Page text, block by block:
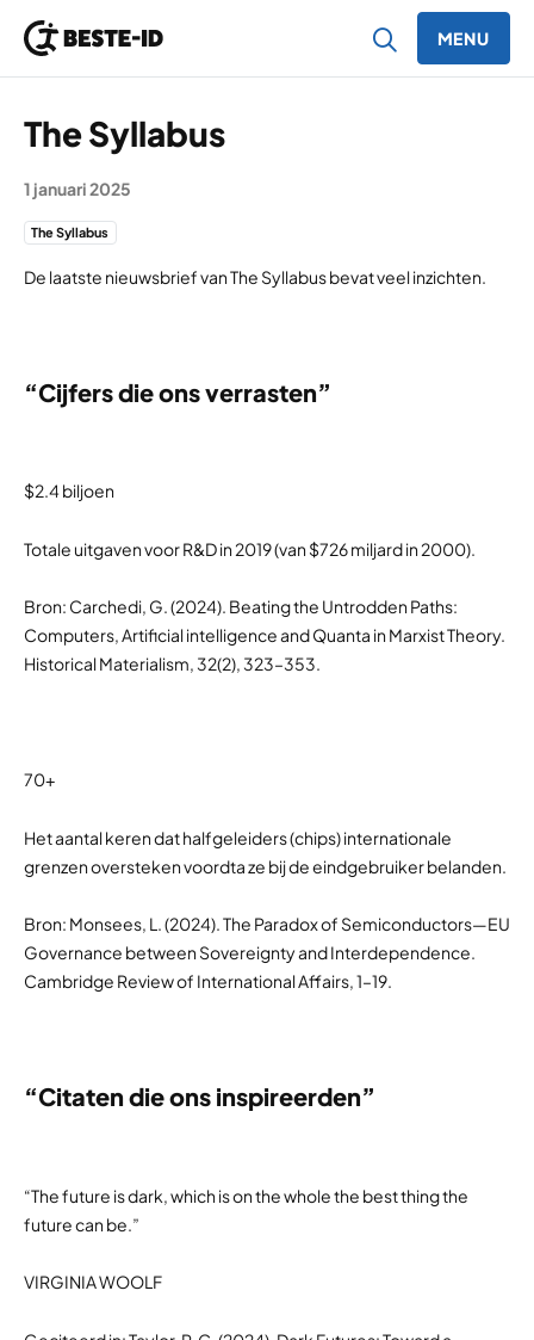
MENU
The Syllabus
1 januari 2025
The Syllabus
De laatste nieuwsbrief van The Syllabus bevat veel inzichten.
“Cijfers die ons verrasten”
$2.4 biljoen
Totale uitgaven voor R&D in 2019 (van $726 miljard in 2000).
Bron: Carchedi, G. (2024). Beating the Untrodden Paths:
Computers, Artificial intelligence and Quanta in Marxist Theory.
Historical Materialism, 32(2), 323–353.
70+
Het aantal keren dat halfgeleiders (chips) internationale
grenzen oversteken voordta ze bij de eindgebruiker belanden.
Bron: Monsees, L. (2024). The Paradox of Semiconductors—EU
Governance between Sovereignty and Interdependence.
Cambridge Review of International Affairs, 1–19.
“Citaten die ons inspireerden”
“The future is dark, which is on the whole the best thing the
future can be.”
VIRGINIA WOOLF